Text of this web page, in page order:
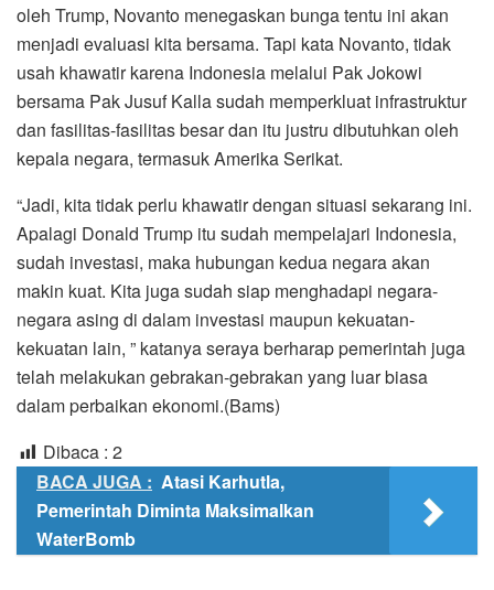
oleh Trump, Novanto menegaskan bunga tentu ini akan
menjadi evaluasi kita bersama. Tapi kata Novanto, tidak
usah khawatir karena Indonesia melalui Pak Jokowi
bersama Pak Jusuf Kalla sudah memperkluat infrastruktur
dan fasilitas-fasilitas besar dan itu justru dibutuhkan oleh
kepala negara, termasuk Amerika Serikat.
“Jadi, kita tidak perlu khawatir dengan situasi sekarang ini.
Apalagi Donald Trump itu sudah mempelajari Indonesia,
sudah investasi, maka hubungan kedua negara akan
makin kuat. Kita juga sudah siap menghadapi negara-
negara asing di dalam investasi maupun kekuatan-
kekuatan lain, ” katanya seraya berharap pemerintah juga
telah melakukan gebrakan-gebrakan yang luar biasa
dalam perbaikan ekonomi.(Bams)
Dibaca : 2
BACA JUGA : Atasi Karhutla,
Pemerintah Diminta Maksimalkan
WaterBomb